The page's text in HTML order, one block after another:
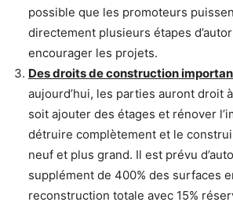
possible que les promoteurs
directement plusieurs étapes
encourager les projets.
Des droits de construction
aujourd’hui, les parties auront droit
soit ajouter des étages et rénover
détruire complètement et le
neuf et plus grand. Il est prévu
supplément de 400% des surfaces
reconstruction totale avec 15%